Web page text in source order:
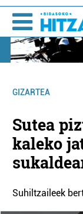
GIZARTEA
Sutea
kaleko
Suhiltzaileek